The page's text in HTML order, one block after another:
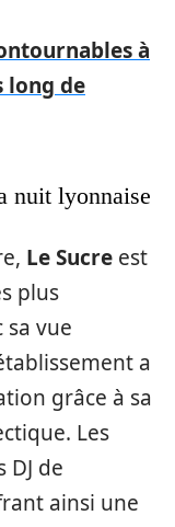
à
long de
nuit lyonnaise
Le Sucre est
plus
sa vue
a
grâce à sa
Les
de
ainsi une